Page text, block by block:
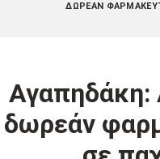
ΔΩΡΕΆΝ
Αγαπηδάκη:
δωρεάν